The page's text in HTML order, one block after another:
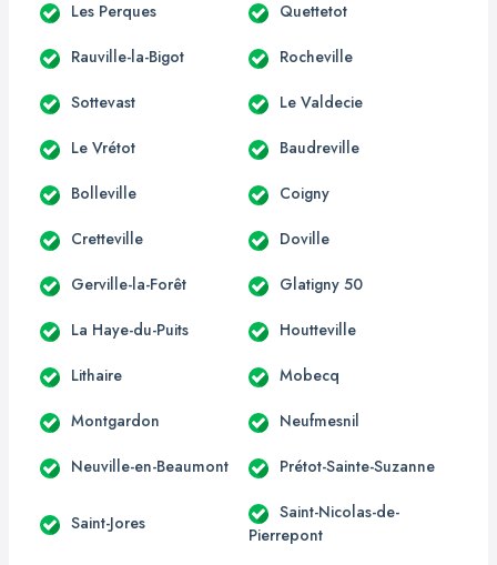
Les Perques Quettetot
Rauville-la-Bigot Rocheville
Sottevast Le Valdecie
Le Vrétot Baudreville
Bolleville Coigny
Cretteville Doville
Gerville-la-Forêt Glatigny 50
La Haye-du-Puits Houtteville
Lithaire Mobecq
Montgardon Neufmesnil
Neuville-en-Beaumont Prétot-Sainte-Suzanne
Saint-Jores
Saint-Nicolas-de-
Pierrepont